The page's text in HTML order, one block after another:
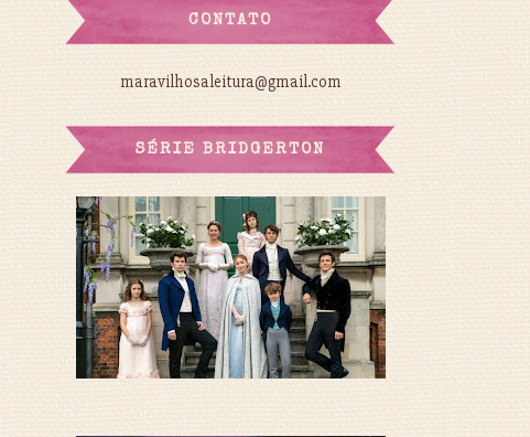
CONTATO
maravilhosaleitura@gmail.com
SÉRIE BRIDGERTON